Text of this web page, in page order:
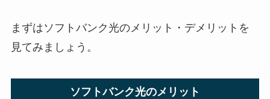
まずはソフトバンク光のメリット・デメリットを
見てみましょう。
ソフトバンク光のメリット